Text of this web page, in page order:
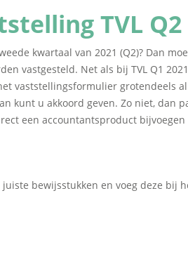
TVL Q2
kwartaal van 2021 (Q2)? Dan
vastgesteld. Net als bij TVL Q1
het vaststellingsformulier
kunt u akkoord geven. Zo niet, dan
een accountantsproduct
bewijsstukken en voeg deze bij